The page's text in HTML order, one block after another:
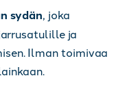
sydän, joka
ja
Ilman toimivaa